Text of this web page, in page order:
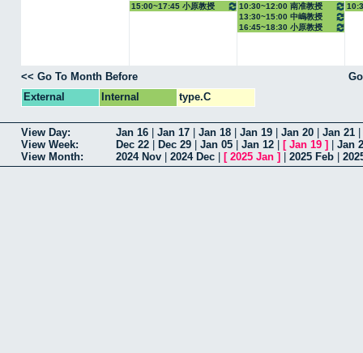
15:00~17:45 小原教授
10:30~12:00 南准教授
13:30~15:00 中嶋教授
16:45~18:30 小原教授
<< Go To Month Before
External
Internal type.C
View Day: Jan 16 Jan 17 Jan 18 Jan 19 Jan 20 Jan 21
View Week:
Dec 22 Dec 29 Jan 05 Jan 12 [ Jan 19 ]
Jan
View Month:
2024 Nov 2024 Dec [ 2025 Jan ] 2025 Feb